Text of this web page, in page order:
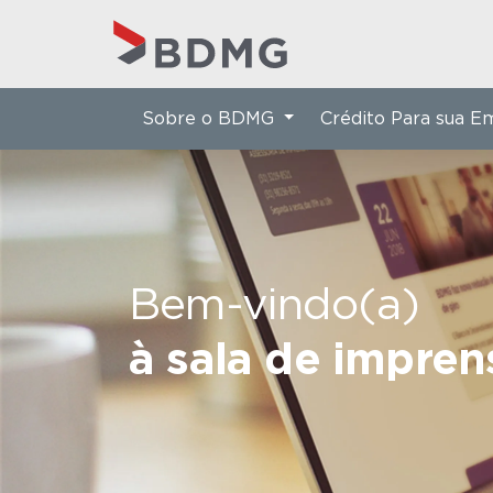
Bem-vindo(a)
à sala de
Sobre o BDMG Crédito Para sua